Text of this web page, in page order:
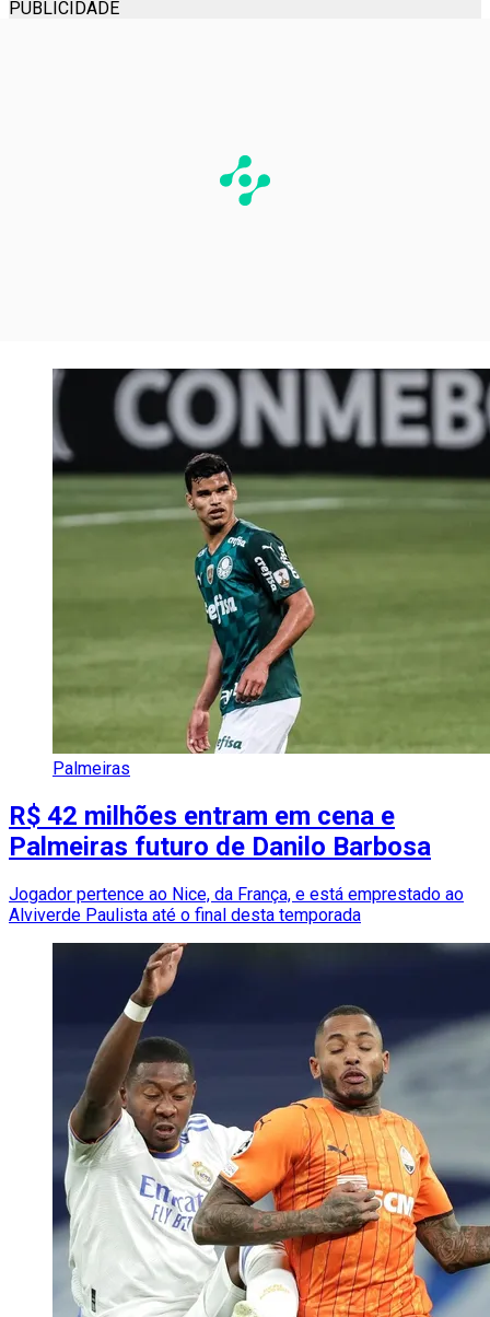
PUBLICIDADE
Palmeiras
R$ 42 milhões entram em cena e
Palmeiras futuro de Danilo Barbosa
Jogador pertence ao Nice, da França, e está emprestado ao
Alviverde Paulista até o final desta temporada